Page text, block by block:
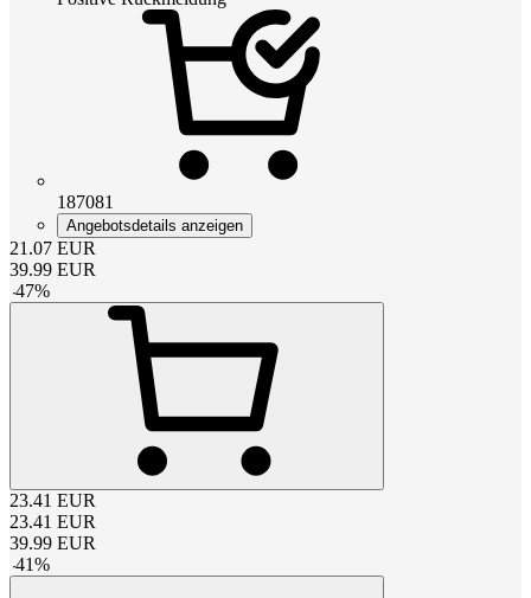
187081
Angebotsdetails anzeigen
21.07 EUR
39.99 EUR
-47%
23.41 EUR
23.41 EUR
39.99 EUR
-41%